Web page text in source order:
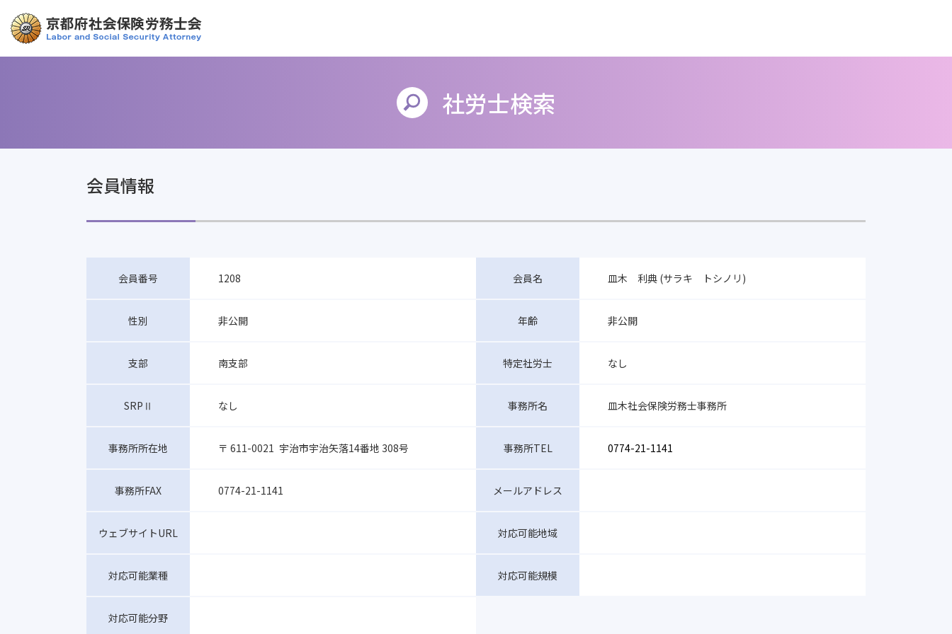
社労士検索
会員情報
会員番号 1208 会員名 皿木 利典 (サラキ トシノリ)
性別 非公開 年齢 非公開
支部 南支部 特定社労士 なし
SRPⅡ なし 事務所名 皿木社会保険労務士事務所
事務所所在地 〒 611-0021 宇治市宇治矢落14番地 308号 事務所TEL 0774-21-1141
事務所FAX 0774-21-1141 メールアドレス
ウェブサイトURL 対応可能地域
対応可能業種 対応可能規模
対応可能分野